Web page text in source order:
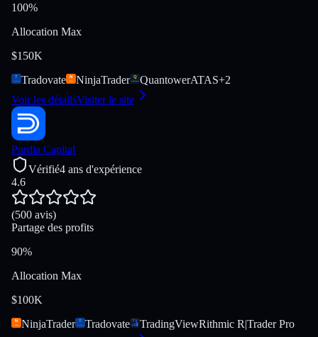
100%
Allocation Max
$150K
Tradovate
NinjaTrader QuantowerATAS+2
Voir les détailsVisiter le site
Purdia Capital
Vérifié4 ans d'expérience
4.6
(500 avis)
Partage des profits
90%
Allocation Max
$100K
NinjaTrader
Tradovate TradingViewRithmic R|Trader Pro